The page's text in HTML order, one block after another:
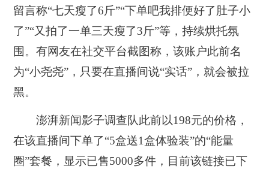
留言称“七天瘦了6斤”“下单吧我排便好了肚子小
了”“又拍了一单三天瘦了3斤”等，持续烘托氛
围。有网友在社交平台截图称，该账户此前名
为“小尧尧”，只要在直播间说“实话”，就会被拉
黑。
澎湃新闻影子调查队此前以198元的价格，
在该直播间下单了“5盒送1盒体验装”的“能量
圈”套餐，显示已售5000多件，目前该链接已下